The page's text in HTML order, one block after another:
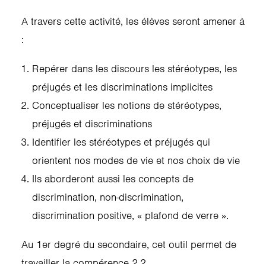
A travers cette activité, les élèves seront amener à
:
Repérer dans les discours les stéréotypes, les
préjugés et les discriminations implicites
Conceptualiser les notions de stéréotypes,
préjugés et discriminations
Identifier les stéréotypes et préjugés qui
orientent nos modes de vie et nos choix de vie
Ils aborderont aussi les concepts de
discrimination, non-discrimination,
discrimination positive, « plafond de verre ».
Au 1er degré du secondaire, cet outil permet de